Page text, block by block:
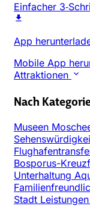
Einfacher
App
Mobile App
Attraktionen
Nach
Museen
Bosporus-
Unterhaltung
Stadt